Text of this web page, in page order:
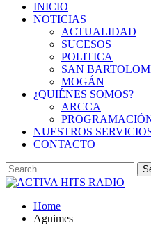
INICIO
NOTICIAS
ACTUALIDAD
SUCESOS
POLITICA
SAN
MOGÁN
¿QUIÉNES SOMOS?
ARCCA
NUESTROS
CONTACTO
Home
Aguimes